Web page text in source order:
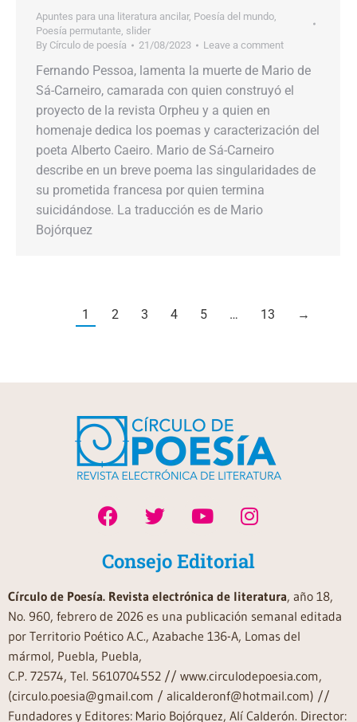
Apuntes para una literatura ancilar, Poesía del mundo,
Poesía permutante, slider
By Círculo de poesía 21/08/2023 Leave a comment
Fernando Pessoa, lamenta la muerte de Mario de
Sá-Carneiro, camarada con quien construyó el
proyecto de la revista Orpheu y a quien en
homenaje dedica los poemas y caracterización del
poeta Alberto Caeiro. Mario de Sá-Carneiro
describe en un breve poema las singularidades de
su prometida francesa por quien termina
suicidándose. La traducción es de Mario
Bojórquez
1 2 3 4 5 … 13 →
Consejo Editorial
Círculo de Poesía. Revista electrónica de literatura, año 18,
No. 960, febrero de 2026 es una publicación semanal editada
por Territorio Poético A.C., Azabache 136-A, Lomas del
mármol, Puebla, Puebla,
C.P. 72574, Tel. 5610704552 // www.circulodepoesia.com,
(circulo.poesia@gmail.com / alicalderonf@hotmail.com) //
Fundadores y Editores: Mario Bojórquez, Alí Calderón. Director: